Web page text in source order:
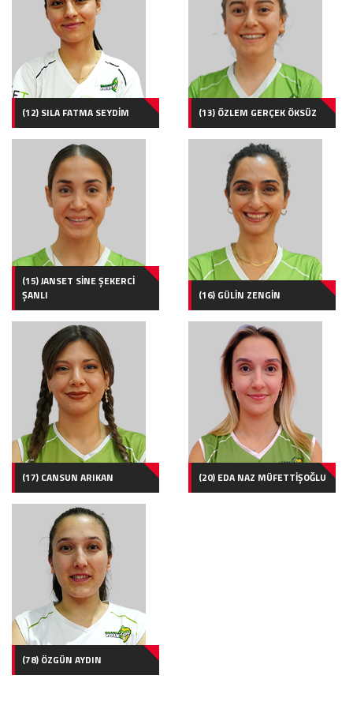
(12) SILA FATMA SEYDİM (13) ÖZLEM GERÇEK ÖKSÜZ
(15) JANSET SİNE ŞEKERCİ
ŞANLI
(16) GÜLİN ZENGİN
(17) CANSUN ARIKAN (20) EDA NAZ MÜFETTİŞOĞLU
(78) ÖZGÜN AYDIN